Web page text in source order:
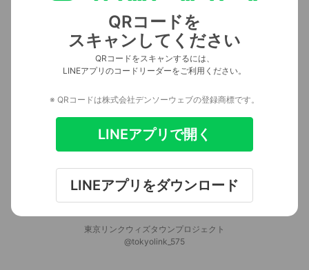
東京リンクウィズタウンプロジェクト
@tokyolink_575
QRコードを
スキャンしてください
QRコードをスキャンするには、
LINEアプリのコードリーダーをご利用ください。
※ QRコードは株式会社デンソーウェブの登録商標です。
LINEアプリで開く
LINEアプリをダウンロード